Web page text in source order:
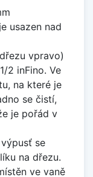
usazen nad
vpravo)
2 inFino. Ve
na které je
se čistí,
je pořád v
se
na dřezu.
ve vaně